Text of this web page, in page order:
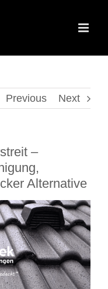
Previous Next
–
Alternative